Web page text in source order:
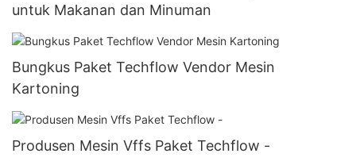
untuk Makanan dan Minuman
Bungkus Paket Techflow Vendor Mesin
Kartoning
Produsen Mesin Vffs Paket Techflow -